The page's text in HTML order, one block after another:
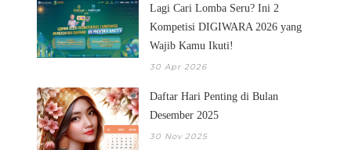
Lagi Cari Lomba Seru? Ini 2
Kompetisi DIGIWARA 2026 yang
Wajib Kamu Ikuti!
30 Apr 2026
Daftar Hari Penting di Bulan
Desember 2025
30 Nov 2025